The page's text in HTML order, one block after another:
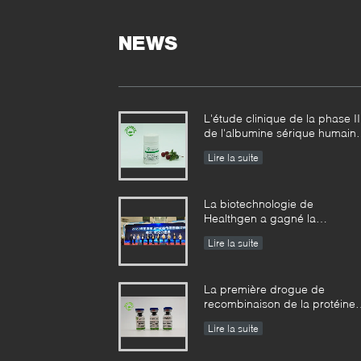
NEWS
L'étude clinique de la phase II
de l'albumine sérique humaine
dérivée a réalisé des résultats
Lire la suite
La biotechnologie de
Healthgen a gagné la
concurrence de haute valeur
Lire la suite
La première drogue de
recombinaison de la protéine
l'emphysème a été approuvée
Lire la suite